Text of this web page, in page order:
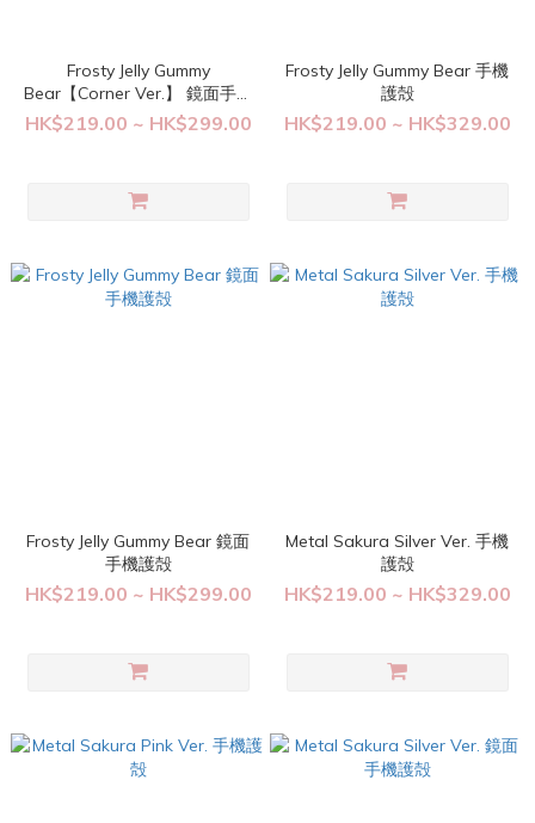
Frosty Jelly Gummy
Bear【Corner Ver.】 鏡面手機
護殻
HK$219.00 ~ HK$299.00
Frosty Jelly Gummy Bear 手機
護殻
HK$219.00 ~ HK$329.00
Frosty Jelly Gummy Bear 鏡面
手機護殻
HK$219.00 ~ HK$299.00
Metal Sakura Silver Ver. 手機
護殻
HK$219.00 ~ HK$329.00